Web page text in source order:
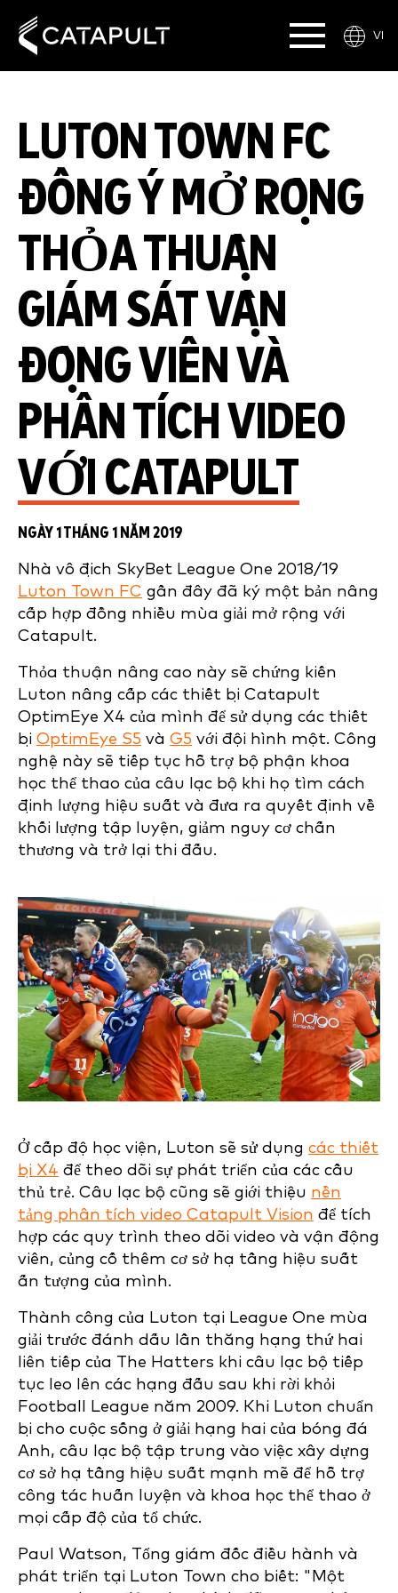
VI
LUTON TOWN FC
ĐỒNG Ý MỞ RỘNG
THỎA THUẬN
GIÁM SÁT VẬN
ĐỘNG VIÊN VÀ
PHÂN TÍCH VIDEO
VỚI CATAPULT
NGÀY 1 THÁNG 1 NĂM 2019
Nhà vô địch SkyBet League One 2018/19
Luton Town FC gần đây đã ký một bản nâng
cấp hợp đồng nhiều mùa giải mở rộng với
Catapult.
Thỏa thuận nâng cao này sẽ chứng kiến
Luton nâng cấp các thiết bị Catapult
OptimEye X4 của mình để sử dụng các thiết
bị OptimEye S5 và G5 với đội hình một. Công
nghệ này sẽ tiếp tục hỗ trợ bộ phận khoa
học thể thao của câu lạc bộ khi họ tìm cách
định lượng hiệu suất và đưa ra quyết định về
khối lượng tập luyện, giảm nguy cơ chấn
thương và trở lại thi đấu.
Ở cấp độ học viện, Luton sẽ sử dụng các thiết
bị X4 để theo dõi sự phát triển của các cầu
thủ trẻ. Câu lạc bộ cũng sẽ giới thiệu nền
tảng phân tích video Catapult Vision để tích
hợp các quy trình theo dõi video và vận động
viên, củng cố thêm cơ sở hạ tầng hiệu suất
ấn tượng của mình.
Thành công của Luton tại League One mùa
giải trước đánh dấu lần thăng hạng thứ hai
liên tiếp của The Hatters khi câu lạc bộ tiếp
tục leo lên các hạng đấu sau khi rời khỏi
Football League năm 2009. Khi Luton chuẩn
bị cho cuộc sống ở giải hạng hai của bóng đá
Anh, câu lạc bộ tập trung vào việc xây dựng
cơ sở hạ tầng hiệu suất mạnh mẽ để hỗ trợ
công tác huấn luyện và khoa học thể thao ở
mọi cấp độ của tổ chức.
Paul Watson, Tổng giám đốc điều hành và
phát triển tại Luton Town cho biết: "Một